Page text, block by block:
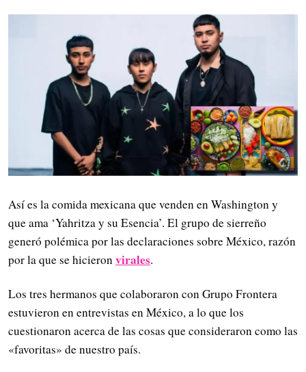
Así es la comida mexicana que venden en Washington y
que ama ‘Yahritza y su Esencia’. El grupo de sierreño
generó polémica por las declaraciones sobre México, razón
por la que se hicieron virales.
Los tres hermanos que colaboraron con Grupo Frontera
estuvieron en entrevistas en México, a lo que los
cuestionaron acerca de las cosas que consideraron como las
«favoritas» de nuestro país.